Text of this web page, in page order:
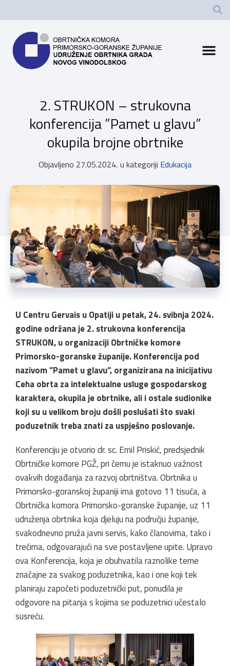
2. STRUKON – strukovna
konferencija ”Pamet u glavu”
okupila brojne obrtnike
Objavljeno 27.05.2024. u kategoriji Edukacija
U Centru Gervais u Opatiji u petak, 24. svibnja 2024.
godine održana je 2. strukovna konferencija
STRUKON, u organizaciji Obrtničke komore
Primorsko-goranske županije. Konferencija pod
nazivom ”Pamet u glavu”, organizirana na inicijativu
Ceha obrta za intelektualne usluge gospodarskog
karaktera, okupila je obrtnike, ali i ostale sudionike
koji su u velikom broju došli poslušati što svaki
poduzetnik treba znati za uspješno poslovanje.
Konferenciju je otvorio dr. sc. Emil Priskić, predsjednik
Obrtničke komore PGŽ, pri čemu je istaknuo važnost
ovakvih događanja za razvoj obrtništva. Obrtnika u
Primorsko-goranskoj županiji ima gotovo 11 tisuća, a
Obrtnička komora Primorsko-goranske županije, uz 11
udruženja obrtnika koja djeluju na području županije,
svakodnevno pruža javni servis, kako članovima, tako i
trećima, odgovarajući na sve postavljene upite. Upravo
ova Konferencija, koja je obuhvatila raznolike teme
značajne za svakog poduzetnika, kao i one koji tek
planiraju započeti poduzetnički put, ponudila je
odgovore na pitanja s kojima se poduzetnici učestalo
susreću.